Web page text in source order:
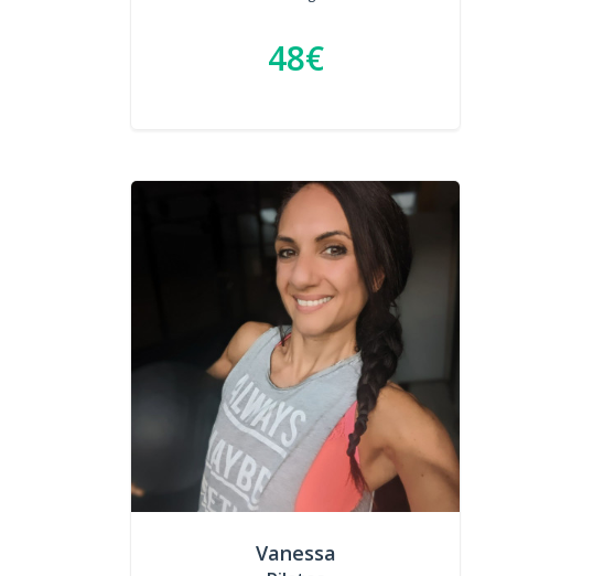
48€
Vanessa